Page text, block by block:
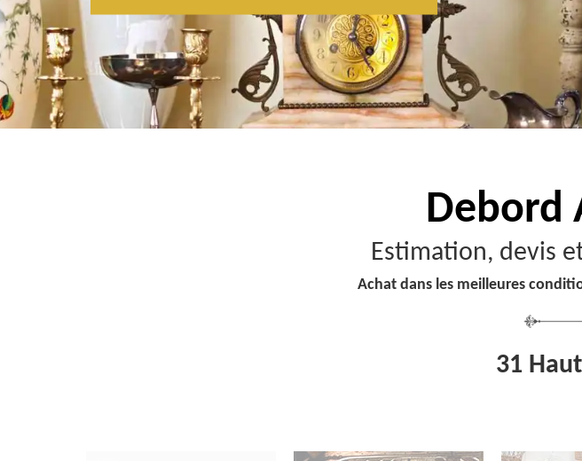
Debord
Estimation, devis
Achat dans les meilleures
31